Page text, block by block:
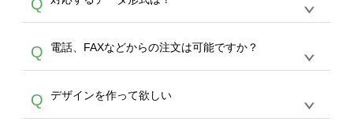
生産にて承っております。デザインツールから
デザインの作成から決済まで完了できます。
30枚以上やシルク印刷など、大口注文の場合
は、サポートが担当するエコバッグコンシェル
やタンブラーコンシェルをご利用ください。製
作する数量が多ければ多いほど、オンデマンド
サービスよりも低価格で製作することが可能で
す。
Q
A
ドできるデータ形式は、JPG / PNG / AI / PSD /
PDF 形式になります。データの最大サイズ
写真などもアップロード可能です。使用できな
い画像はエラーになります。（※ Illustratorか
Q 電話、FAXなどからの注文は可能ですか？
A
文のみ受け付けております。30個以上のご製
作をお考えの方は、サポートが担当するエコバ
Q デザインを作って欲しい